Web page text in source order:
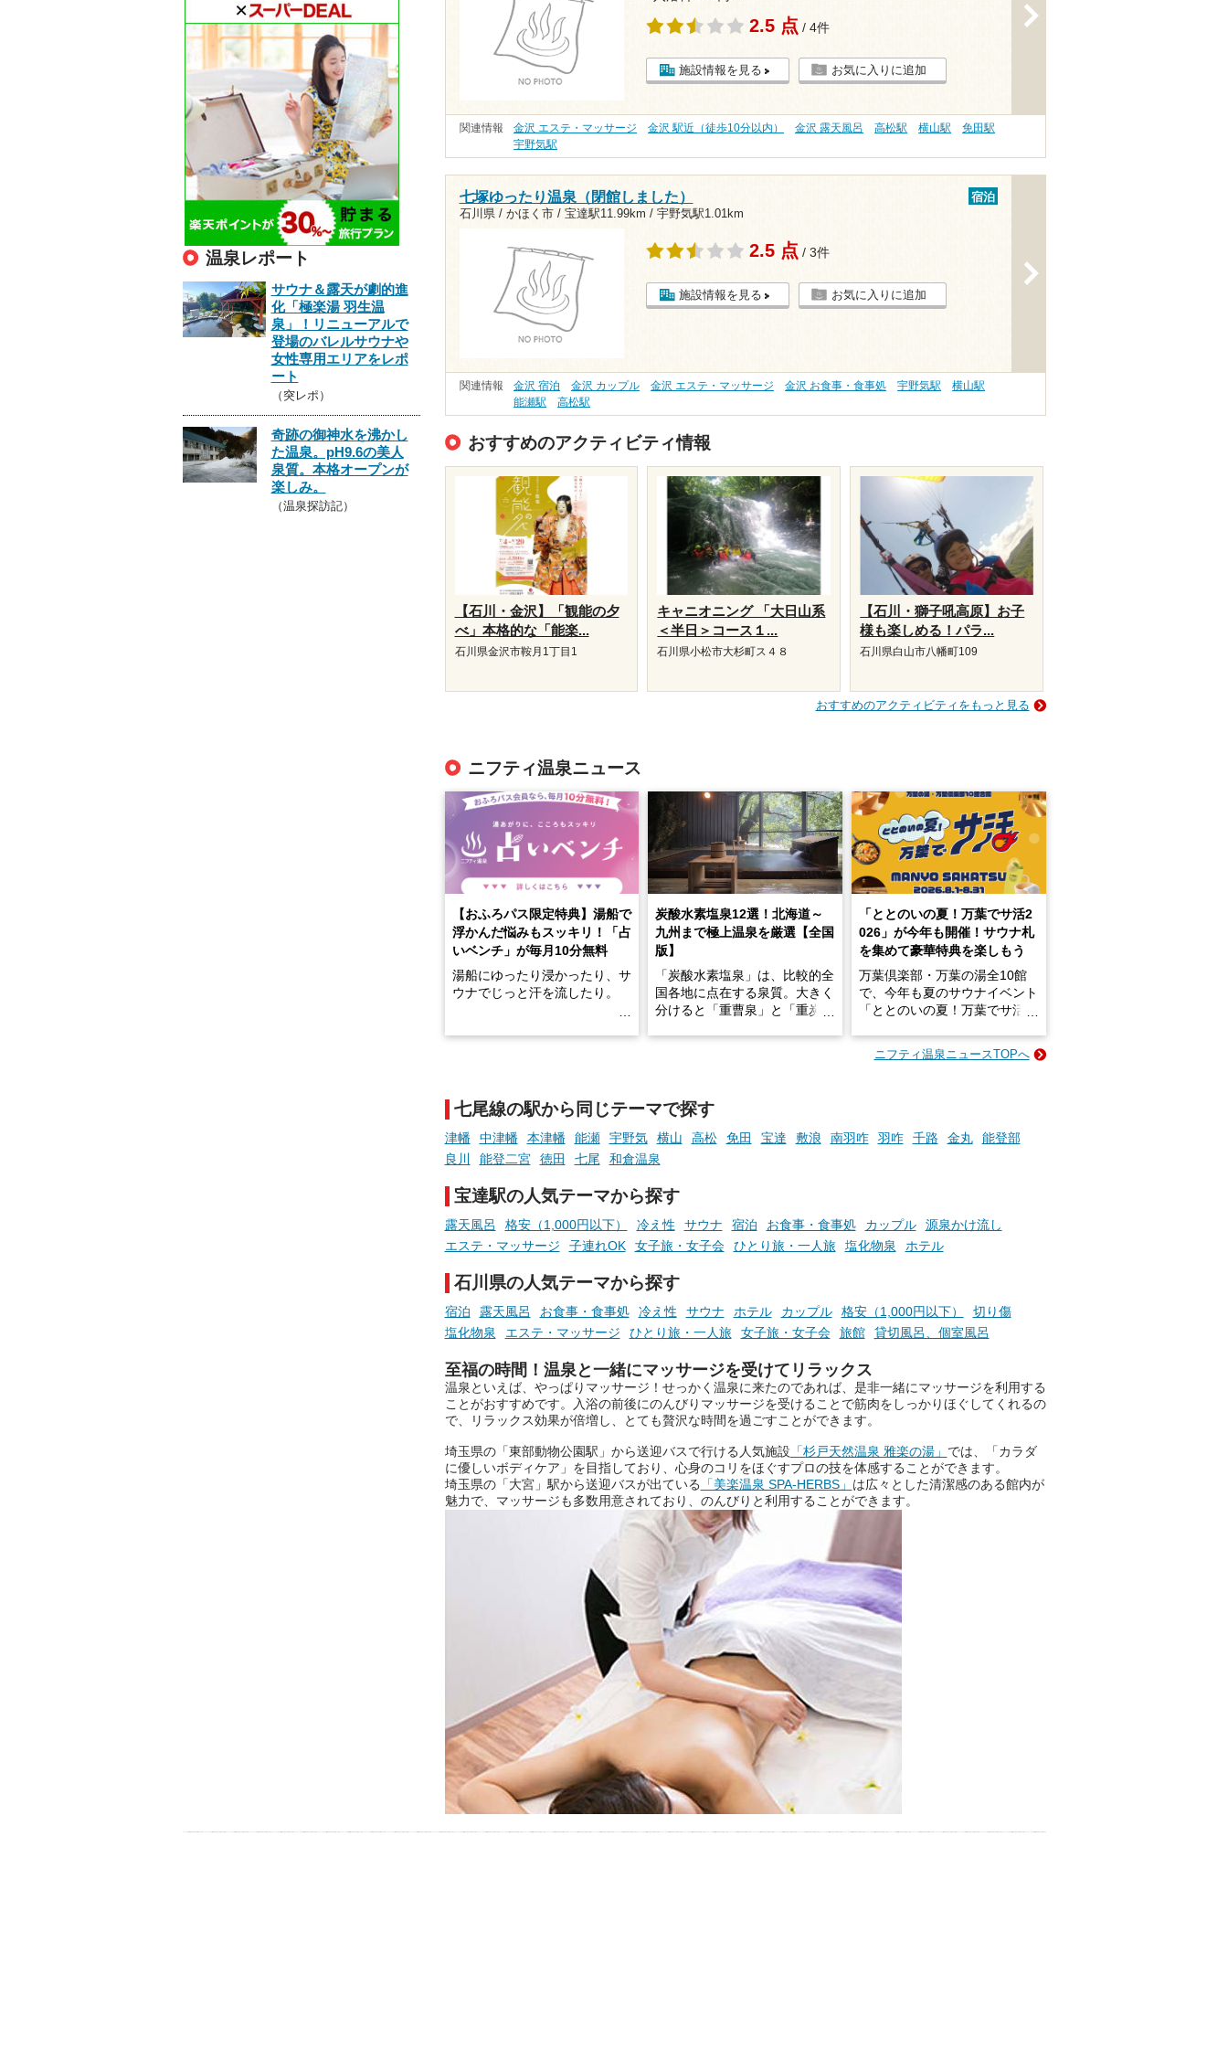
2.5 点 / 4件
施設情報を見る お気に入りに追加
関連情報 金沢 エステ・マッサージ 金沢 駅近（徒歩10分以内） 金沢 露天風呂 高松駅 横山駅
免田駅
宇野気駅
七塚ゆったり温泉（閉館しました）
石川県 / かほく市 / 宝達駅11.99km / 宇野気駅1.01km
宿泊
2.5 点 / 3件
施設情報を見る お気に入りに追加
関連情報 金沢 宿泊 金沢 カップル 金沢 エステ・マッサージ 金沢 お食事・食事処 宇野気駅
横山駅
能瀬駅
高松駅
おすすめのアクティビティ情報
【石川・金沢】「観能の夕
べ」本格的な「能楽...
石川県金沢市鞍月1丁目1
キャニオニング 「大日山系
＜半日＞コース１...
石川県小松市大杉町ス４８
【石川・獅子吼高原】お子
様も楽しめる！パラ...
石川県白山市八幡町109
おすすめのアクティビティをもっと見る
ニフティ温泉ニュース
【おふろパス限定特典】湯船で
浮かんだ悩みもスッキリ！「占
いベンチ」が毎月10分無料
湯船にゆったり浸かったり、サ
ウナでじっと汗を流したり。
た「これからのこと」や「ちょ
っとした悩み」が、頭に浮かん
でくることはありませんか？
お風呂でリラックスしているか
らこそ向き合える、大切な自分
の本音。
そんな心のつぶやきを、湯あが
りの温まった心のまま相談でき
たら素敵ですよね。
ニフティ温泉の「占いベンチ」
は、そんなあなたの心のつぶや
きをプロの占い師に相談するこ
とができるサービスです。
おふろパス会員様なら、この特
別なひとときを「毎月10分無
お湯で体がほぐれたら、次は占
い師さんとお話しして、心もほ
炭酸水素塩泉12選！北海道～
九州まで極上温泉を厳選【全国
版】
「炭酸水素塩泉」は、比較的全
国各地に点在する泉質。大きく
分けると「重曹泉」と「重炭酸
す。
今回は筆者自ら入浴した中か
ら、日本各地にある炭酸水素塩
日帰り入浴可能で、源泉かけ流
しと泉質の良さにこだわりつ
つ、万人におすすめしたい施設
を厳選しました。
「ととのいの夏！万葉でサ活2
026」が今年も開催！サウナ札
を集めて豪華特典を楽しもう
万葉倶楽部・万葉の湯全10館
で、今年も夏のサウナイベント
「ととのいの夏！万葉でサ活2
2026年8月1日（土）～8月31
札」を集めることで、オリジナ
ルグッズや無料券などの特典と
ュやアウフグースなど、サウナ
好きにはたまらない多彩なイベ
ントも予定されています。ぜひ
───
提供元：万葉倶楽部株式会社
【PR】
のPR記事です。
ニフティ温泉ニュースTOPへ
七尾線の駅から同じテーマで探す
津幡 中津幡 本津幡 能瀬 宇野気 横山 高松 免田 宝達 敷浪 南羽咋 羽咋 千路 金丸
能登部
良川
能登二宮 徳田 七尾 和倉温泉
宝達駅の人気テーマから探す
露天風呂 格安（1,000円以下） 冷え性 サウナ 宿泊 お食事・食事処 カップル
源泉かけ流し
エステ・マッサージ
子連れOK 女子旅・女子会 ひとり旅・一人旅 塩化物泉 ホテル
石川県の人気テーマから探す
宿泊 露天風呂 お食事・食事処 冷え性 サウナ ホテル カップル 格安（1,000円以下）
切り傷
塩化物泉
エステ・マッサージ ひとり旅・一人旅 女子旅・女子会 旅館 貸切風呂、個室風呂
至福の時間！温泉と一緒にマッサージを受けてリラックス
温泉といえば、やっぱりマッサージ！せっかく温泉に来たのであれば、是非一緒にマッサージを利用する
ことがおすすめです。入浴の前後にのんびりマッサージを受けることで筋肉をしっかりほぐしてくれるの
で、リラックス効果が倍増し、とても贅沢な時間を過ごすことができます。
埼玉県の「東部動物公園駅」から送迎バスで行ける人気施設 「杉戸天然温泉 雅楽の湯」 では、「カラダ
に優しいボディケア」を目指しており、心身のコリをほぐすプロの技を体感することができます。
埼玉県の「大宮」駅から送迎バスが出ている 「美楽温泉 SPA-HERBS」 は広々とした清潔感のある館内が
魅力で、マッサージも多数用意されており、のんびりと利用することができます。
温泉レポート
サウナ＆露天が劇的進
化「極楽湯 羽生温
泉」！リニューアルで
登場のバレルサウナや
女性専用エリアをレポ
ート
（突レポ）
奇跡の御神水を沸かし
た温泉。pH9.6の美人
泉質。本格オープンが
楽しみ。
（温泉探訪記）